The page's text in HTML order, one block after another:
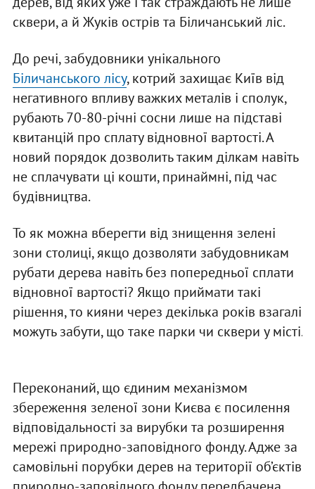
сквери, а й Жуків острів та Біличанський ліс.
До речі, забудовники унікального
Біличанського лісу, котрий захищає Київ від
негативного впливу важких металів і сполук,
рубають 70-80-річні сосни лише на підставі
квитанцій про сплату відновної вартості. А
новий порядок дозволить таким ділкам навіть
не сплачувати ці кошти, принаймні, під час
будівництва.
То як можна вберегти від знищення зелені
зони столиці, якщо дозволяти забудовникам
рубати дерева навіть без попередньої сплати
відновної вартості? Якщо приймати такі
рішення, то кияни через декілька років взагалі
можуть забути, що таке парки чи сквери у місті.
Переконаний, що єдиним механізмом
збереження зеленої зони Києва є посилення
відповідальності за вирубки та розширення
мережі природно-заповідного фонду. Адже за
самовільні порубки дерев на території об’єктів